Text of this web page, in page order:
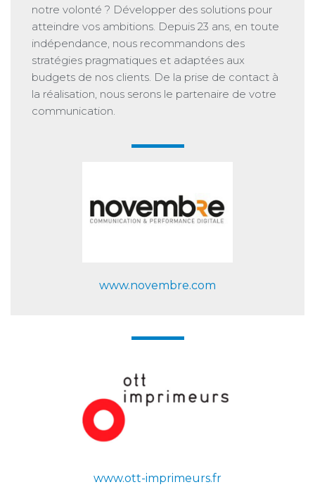
www.novembre.com
notre volonté ? Développer des solutions pour
atteindre vos ambitions. Depuis 23 ans, en toute
indépendance, nous recommandons des
stratégies pragmatiques et adaptées aux
budgets de nos clients. De la prise de contact à
la réalisation, nous serons le partenaire de votre
communication.
www.ott-imprimeurs.fr